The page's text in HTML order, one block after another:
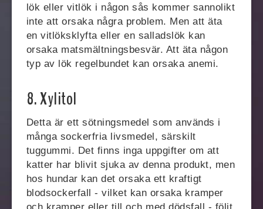
lök eller vitlök i någon sås kommer sannolikt
inte att orsaka några problem. Men att äta
en vitlöksklyfta eller en salladslök kan
orsaka matsmältningsbesvär. Att äta någon
typ av lök regelbundet kan orsaka anemi.
8. Xylitol
Detta är ett sötningsmedel som används i
många sockerfria livsmedel, särskilt
tuggummi. Det finns inga uppgifter om att
katter har blivit sjuka av denna produkt, men
hos hundar kan det orsaka ett kraftigt
blodsockerfall - vilket kan orsaka kramper